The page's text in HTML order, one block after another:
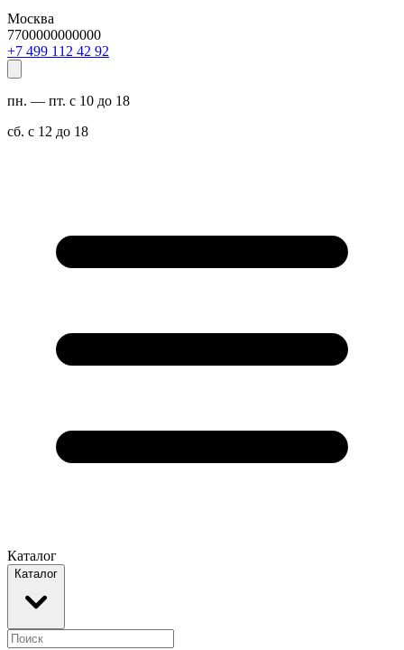
Москва
7700000000000
29 24 211 994 7+
пн. — пт. с 10 до 18
сб. с 12 до 18
Каталог
Каталог